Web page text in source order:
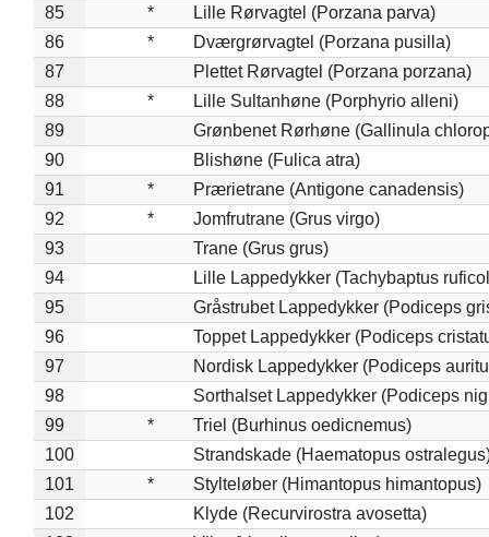
85
*
Lille Rørvagtel (Porzana parva)
86
*
Dværgrørvagtel (Porzana pusilla)
87
Plettet Rørvagtel (Porzana porzana)
88
*
Lille Sultanhøne (Porphyrio alleni)
89
Grønbenet Rørhøne (Gallinula
90
Blishøne (Fulica atra)
91
*
Prærietrane (Antigone canadensis)
92
*
Jomfrutrane (Grus virgo)
93
Trane (Grus grus)
94
Lille Lappedykker (Tachybaptus
95
Gråstrubet Lappedykker (Podiceps
96
Toppet Lappedykker (Podiceps
97
Nordisk Lappedykker (Podiceps
98
Sorthalset Lappedykker (Podiceps
99
*
Triel (Burhinus oedicnemus)
100
Strandskade (Haematopus
101
*
Stylteløber (Himantopus himantopus)
102
Klyde (Recurvirostra avosetta)